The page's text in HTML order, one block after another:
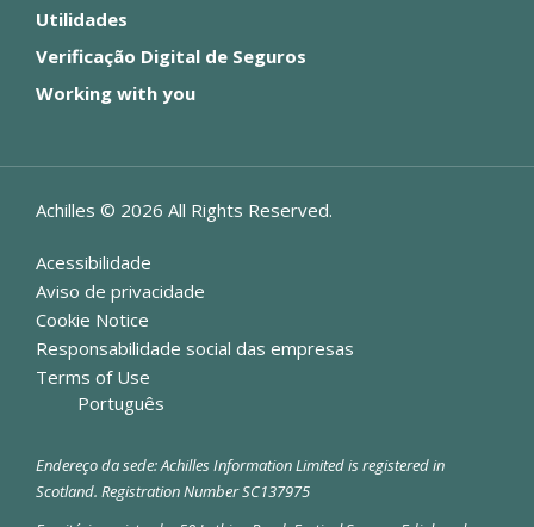
Utilidades
Verificação Digital de Seguros
Working with you
Achilles © 2026 All Rights Reserved.
Acessibilidade
Aviso de privacidade
Cookie Notice
Responsabilidade social das empresas
Terms of Use
Português
Endereço da sede: Achilles Information Limited is registered in
Scotland. Registration Number SC137975